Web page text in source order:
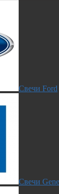
Свечи Ford
Свечи